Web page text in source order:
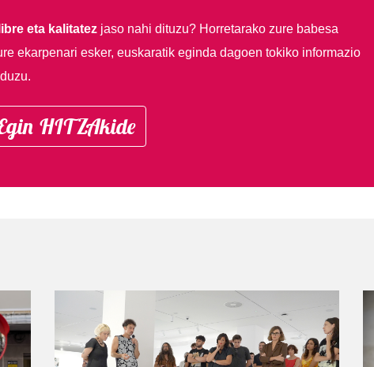
eta kalitatezjaso nahi dituzu? Horretarako zure babesa
ekarpenari esker, euskaratik eginda dagoen tokiko informazio
HITZAkide